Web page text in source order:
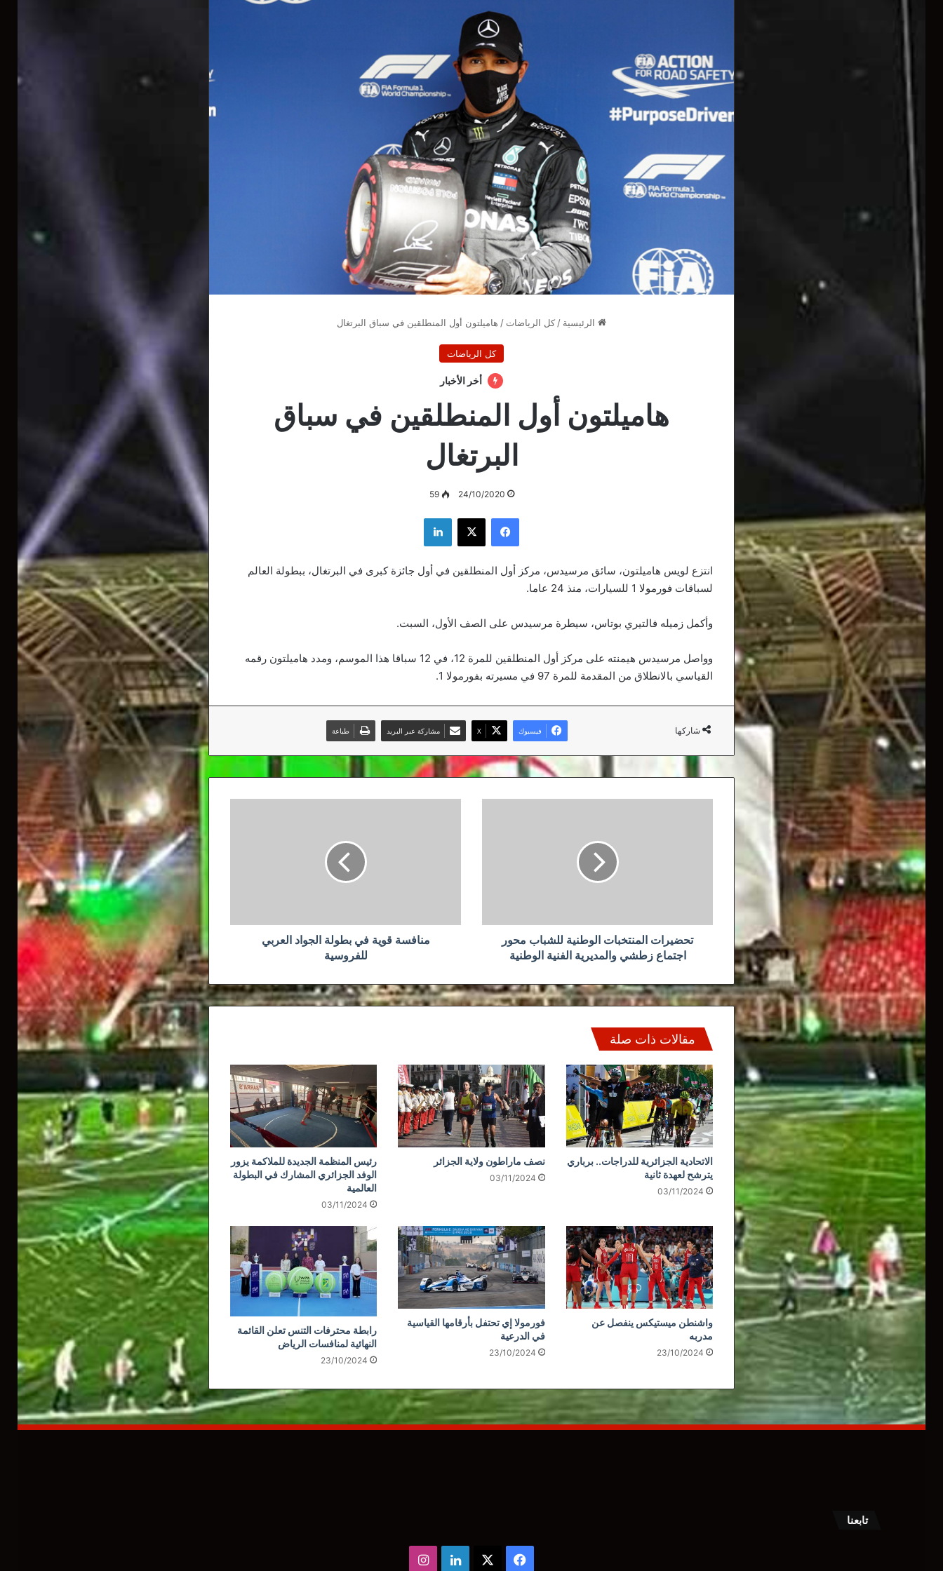
الرئيسية / كل الرياضات / هاميلتون أول المنطلقين في سباق البرتغال
كل الرياضات
أخر الأخبار
هاميلتون أول المنطلقين في سباق
البرتغال
24/10/2020
59
فيسبوك ‫X لينكدإن
انتزع لويس هاميلتون، سائق مرسيدس، مركز أول المنطلقين في أول جائزة كبرى في البرتغال، ببطولة العالم
لسباقات فورمولا 1 للسيارات، منذ 24 عاما.
وأكمل زميله فالتيري بوتاس، سيطرة مرسيدس على الصف الأول، السبت.
وواصل مرسيدس هيمنته على مركز أول المنطلقين للمرة 12، في 12 سباقا هذا الموسم، ومدد هاميلتون رقمه
القياسي بالانطلاق من المقدمة للمرة 97 في مسيرته بفورمولا 1.
شاركها فيسبوك ‫X مشاركة عبر البريد طباعة
الفنية
الوطنيةتحضيرات المنتخبات الوطنية للشباب محور
اجتماع زطشي والمديرية الفنية الوطنية
منافسة قوية في بطولة الجواد العربي
للفروسية
مقالات ذات صلة
الاتحادية الجزائرية للدراجات.. برباري
يترشح لعهدة ثانية
03/11/2024
نصف ماراطون ولاية الجزائر
03/11/2024
رئيس المنظمة الجديدة للملاكمة يزور
الوفد الجزائري المشارك في البطولة
العالمية
03/11/2024
واشنطن ميستيكس ينفصل عن
مدربه
23/10/2024
فورمولا إي تحتفل بأرقامها القياسية
في الدرعية
23/10/2024
رابطة محترفات التنس تعلن القائمة
النهائية لمنافسات الرياض
23/10/2024
تابعنا
فيسبوك لينكدإنانستقرام